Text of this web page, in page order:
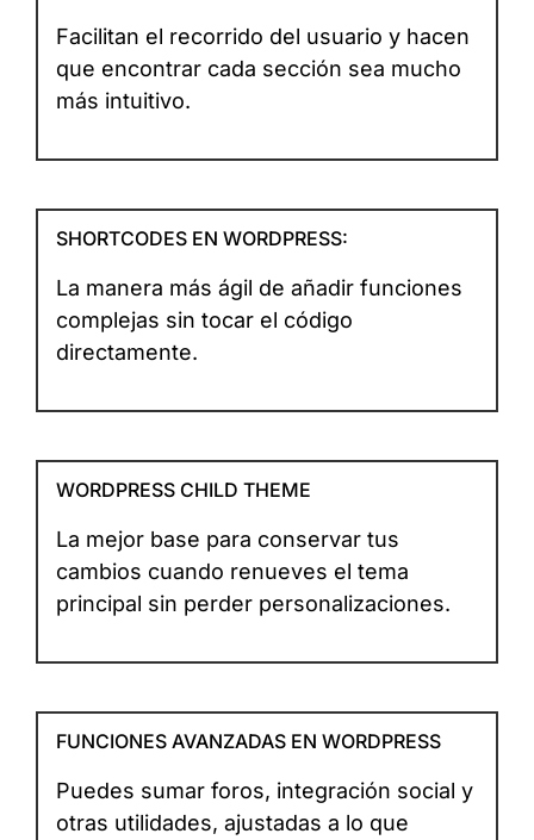
Facilitan el recorrido del usuario y hacen
que encontrar cada sección sea mucho
más intuitivo.
SHORTCODES EN WORDPRESS:
La manera más ágil de añadir funciones
complejas sin tocar el código
directamente.
WORDPRESS CHILD THEME
La mejor base para conservar tus
cambios cuando renueves el tema
principal sin perder personalizaciones.
FUNCIONES AVANZADAS EN WORDPRESS
Puedes sumar foros, integración social y
otras utilidades, ajustadas a lo que